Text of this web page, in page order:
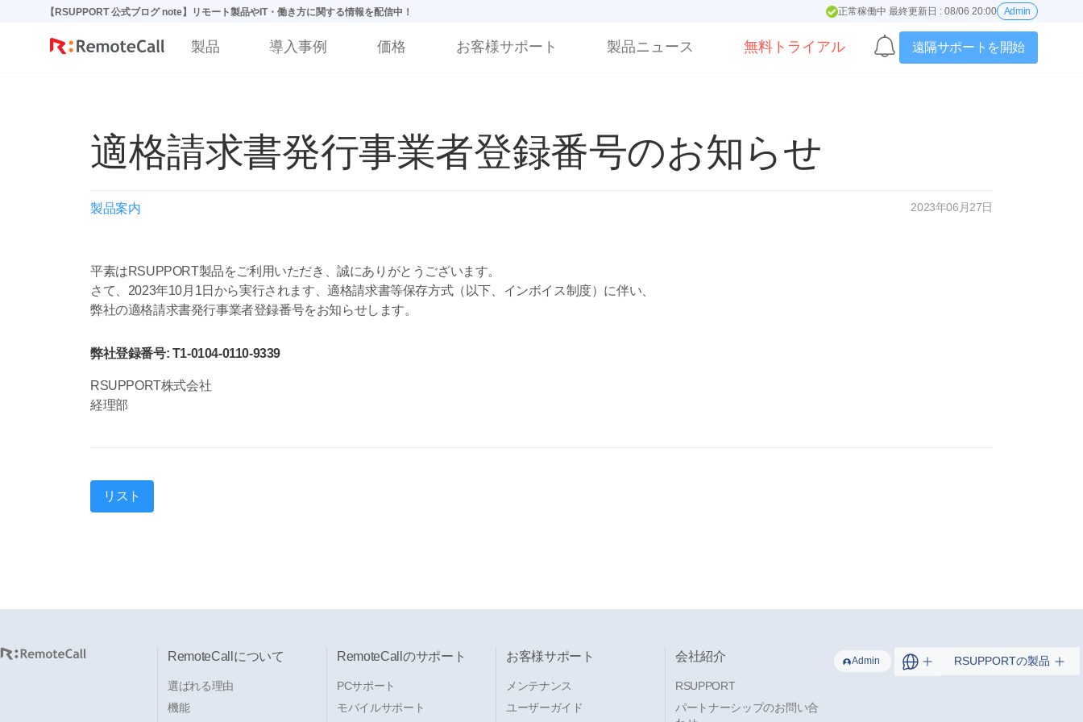
본문 바로가기【RSUPPORT 公式ブログ note】リモート製品やIT・働き方に関する情報を配信中！ 正常稼働中 最終更新日 : 08/06 20:00 Admin
製品 導入事例 価格 お客様サポート 製品ニュース 無料トライアル 遠隔サポートを開始
適格請求書発行事業者登録番号のお知らせ
製品案内 2023年06月27日
平素はRSUPPORT製品をご利用いただき、誠にありがとうございます。
さて、2023年10月1日から実行されます、適格請求書等保存方式（以下、インボイス制度）に伴い、
弊社の適格請求書発行事業者登録番号をお知らせします。
弊社登録番号: T1-0104-0110-9339
RSUPPORT株式会社
経理部
リスト
RemoteCallについて
選ばれる理由
機能
RemoteCallのサポート
PCサポート
モバイルサポート
お客様サポート
メンテナンス
ユーザーガイド
会社紹介
RSUPPORT
パートナーシップのお問い合
Admin RSUPPORTの製品